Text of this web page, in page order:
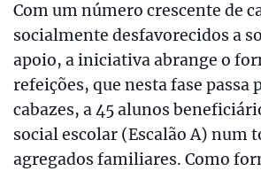
Com um número crescente de
socialmente desfavorecidos a
apoio, a iniciativa abrange o
refeições, que nesta fase passa
cabazes, a 45 alunos
social escolar (Escalão A) num
agregados familiares. Como